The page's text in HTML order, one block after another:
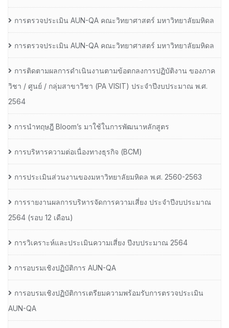
การตรวจประเมิน AUN-QA คณะวิทยาศาสตร์ มหาวิทยาลัยมหิดล
การตรวจประเมิน AUN-QA คณะวิทยาศาสตร์ มหาวิทยาลัยมหิดล
การติดตามผลการดำเนินงานตามข้อตกลงการปฏิบัติงาน ของภาค
วิชา / ศูนย์ / กลุ่มสาขาวิชา (PA VISIT) ประจำปีงบประมาณ พ.ศ.​
2564
การนำทฤษฎี Bloom’s มาใช้ในการพัฒนาหลักสูตร
การบริหารความต่อเนื่องทางธุรกิจ (BCM)
การประเมินส่วนงานของมหาวิทยาลัยมหิดล พ.ศ. 2560-2563
การรายงานผลการบริหารจัดการความเสี่ยง ประจำปีงบประมาณ
2564 (รอบ 12 เดือน)
การวิเคราะห์และประเมินความเสี่ยง ปีงบประมาณ 2564
การอบรมเชิงปฏิบัติการ AUN-QA
การอบรมเชิงปฏิบัติการเตรียมความพร้อมรับการตรวจประเมิน
AUN-QA